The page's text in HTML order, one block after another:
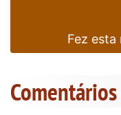
Fez
Comentários